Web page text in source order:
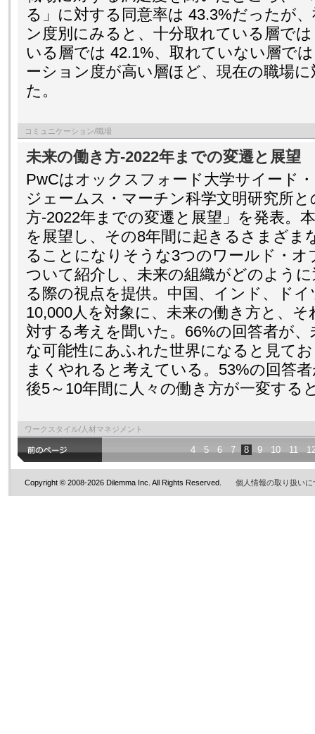
る」に対する同意率は 43.3%だったが
ン度別にみると、十分取れている層で
いる層では 42.1%、取れていない層で
ーション度が高い層ほど、現在の職場
た。
コミュニケーション/職場
未来の働き方‐2022年までの変遷と展望
PwCはオックスフォード大学サイード
ジェームス・マーチン科学文明研究所
方‐2022年までの変遷と展望」を発表。
を展望し、その8年間に起きるさまざま
ることになりそうな3つのワールド・
ついて紹介し、未来の組織がどのよう
る際の視点を提供。中国、インド、ド
10,000人を対象に、未来の働き方と、
対する考えを聞いた。66%の回答者が
な可能性にあふれた世界になると見て
まくやれると考えている。53%の回答
後5～10年間に人々の働き方が一変する
ワークスタイル/人材マネジメント
4 5 6 7 8 9 10 11
Copyright © 2008-2026 Dilemma Inc. All Rights Reserved. 個人情報の取り扱いに